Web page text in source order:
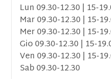
Lun 09.30-12.30 | 15-
Mar 09.30-12.30 | 15-
Mer 09.30-12.30 | 15-
Gio 09.30-12.30 | 15-
Ven 09.30-12.30 | 15-
Sab 09.30-12.30